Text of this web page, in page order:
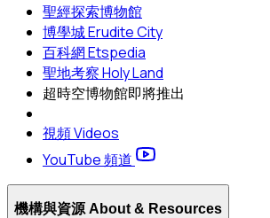
聖經探索博物館
博學城 Erudite City
百科網 Etspedia
聖地考察 Holy Land
超時空博物館即將推出
視頻 Videos
YouTube 頻道
機構與資源 About & Resources